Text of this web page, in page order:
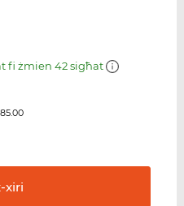
fi żmien 42 sigħat
xiri